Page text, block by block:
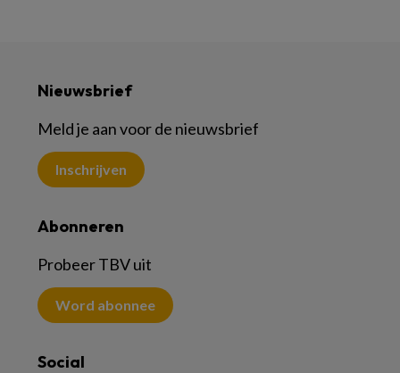
Nieuwsbrief
Meld je aan voor de nieuwsbrief
Inschrijven
Abonneren
Probeer TBV uit
Word abonnee
Social